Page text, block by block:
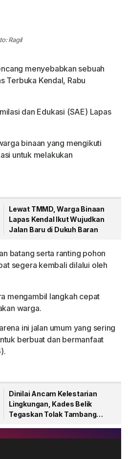
Ragil
menyebabkan sebuah
Terbuka Kendal, Rabu
dan Edukasi (SAE) Lapas
binaan yang mengikuti
untuk melakukan
Lewat TMMD, Warga Binaan
Lapas Kendal Ikut Wujudkan
Jalan Baru di Dukuh Baran
batang serta ranting pohon
segera kembali dilalui oleh
mengambil langkah cepat
warga.
ini jalan umum yang sering
berbuat dan bermanfaat
Dinilai Ancam Kelestarian
Lingkungan, Kades Belik
Tegaskan Tolak Tambang